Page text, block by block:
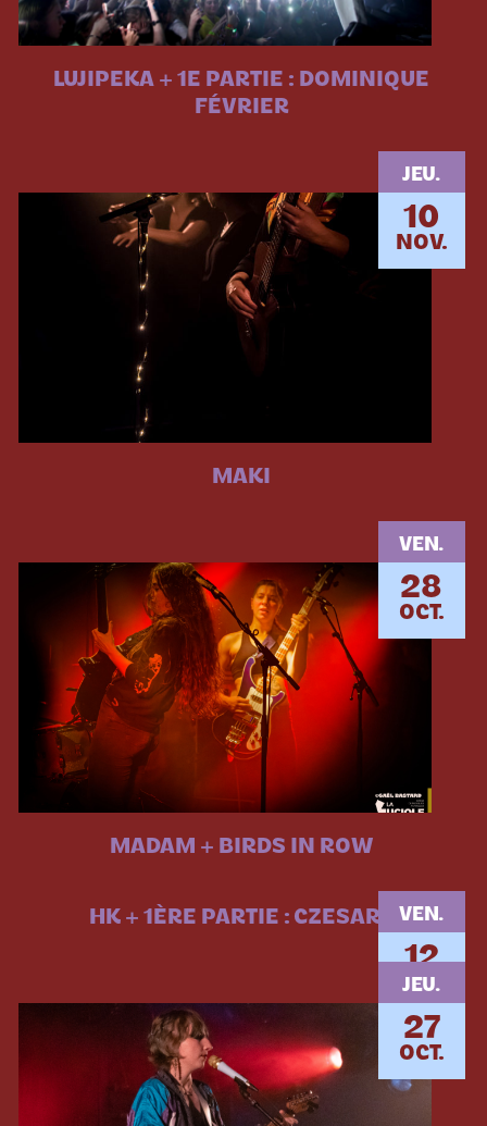
LUJIPEKA + 1E PARTIE : DOMINIQUE
FÉVRIER
JEU.
10
NOV.
MAKI
VEN.
28
OCT.
MADAM + BIRDS IN ROW
VEN.
12
MAI.
HK + 1ÈRE PARTIE : CZESARE
JEU.
27
OCT.